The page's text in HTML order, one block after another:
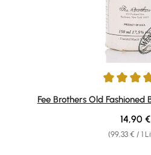
Durchschnittliche Bewertung
Fee Brothers Old Fashioned
(99,33 € / 1
14,90 €